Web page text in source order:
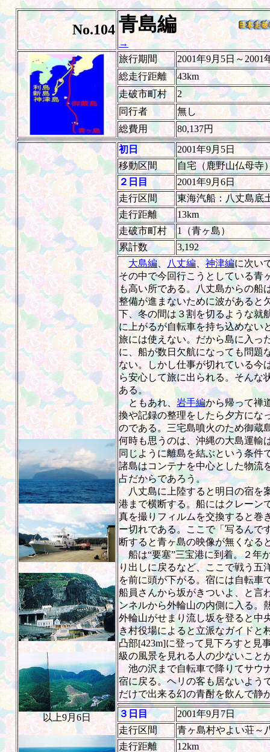
No.104 青島編
→
旅行期間
2001年9月5日～2001
総走行距離
43km
走破市町村
2
同行者
無し
総費用
80,137円
以上9月6日
初日
2001年9月5日
移動区間
自宅（鹿野山仏母寺
２日目
2001年9月6日
走行区間
東海汽船：八丈島底
走行距離
13km
走破市町村
1（青ヶ島）
累計数
3,192
大島編、八丈編、神津編に次い
その中で今回行こうとしている青
も高い所である。八丈島からの船
整備が進まないために波があると
下、冬の間は３割を切るような就
に上がるが自転車を持ち込めない
旅には使えない。だから島に入っ
に、船が数日欠航になっても問題
ない。しかし仕事が切れている今
ら安心して旅に出られる。そんな
ある。
ともあれ、岩手編から帰って禅
換や記録の整理をしたら夕方にな
のである。三宅島噴火のため御蔵
何時も思うのは、沖縄の大島運輸
同じように離島を結ぶという条件
諸島はコンテナを中心とした物流
占だからであろう。
八丈島に上陸すると明日の宿を
港まで横断する。船にはクレーン
真を撮りフィルムを交換すると巻
ー切れである。ここで「写るんで
断すると青ヶ島の映像が無くなる
船は“要塞”三宝港に到着。２年
り出しに戻るなど、ここで戦う五
を前に頭が下がる。宿には自転車
船員さんから坂がきついよ、と言
ンネルから外輪山の内側に入る。
外輪山がせまり流し坂を登ると中
き村役場によると立派なガイドと
凸部[423m]に登って見下ろすと見
級の風景を見れる人の少ないこと
池の沢まで自転車で降りてサウ
宿に戻る。ヘリの客も居ないよう
だけで出来る幻の青酎を飲んで
３日目
2001年9月7日
走行区間
青ヶ島村やよい荘～
走行距離
12km